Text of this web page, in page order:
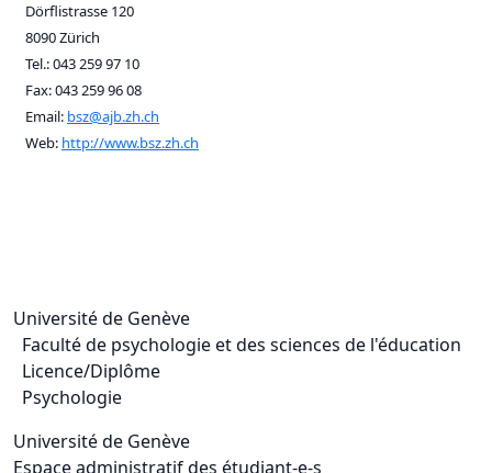
Dörflistrasse 120
8090 Zürich
Tel.: 043 259 97 10
Fax: 043 259 96 08
Email: bsz@ajb.zh.ch
Web: http://www.bsz.zh.ch
Université de Genève
Faculté de psychologie et des sciences de l'éducation
Licence/Diplôme
Psychologie
Université de Genève
Espace administratif des étudiant-e-s